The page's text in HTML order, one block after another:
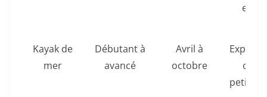
Kayak de
mer
Débutant à
avancé
Avril à
octobre
petites